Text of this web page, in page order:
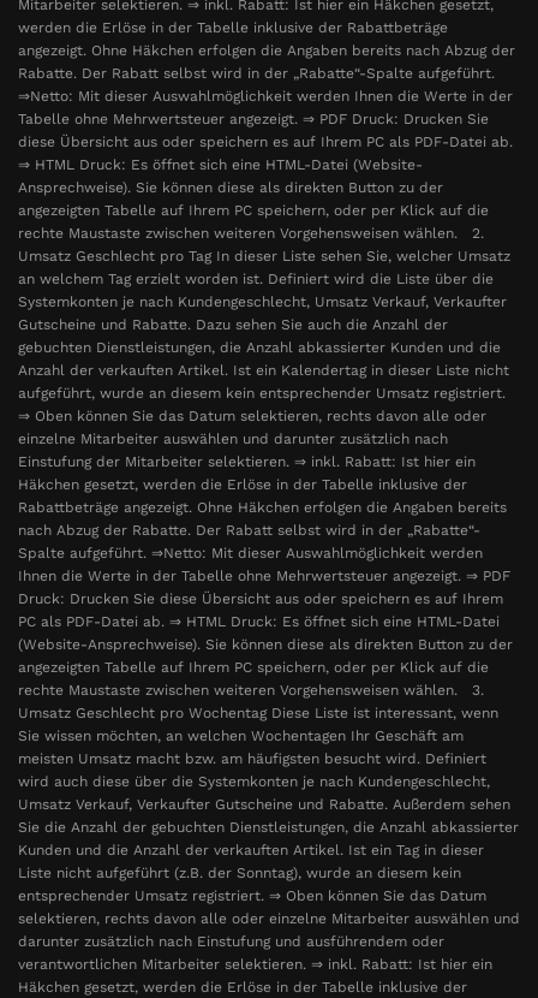
Mitarbeiter selektieren. ⇒ inkl. Rabatt: Ist hier ein Häkchen gesetzt,
werden die Erlöse in der Tabelle inklusive der Rabattbeträge
angezeigt. Ohne Häkchen erfolgen die Angaben bereits nach Abzug der
Rabatte. Der Rabatt selbst wird in der „Rabatte“-Spalte aufgeführt.
⇒Netto: Mit dieser Auswahlmöglichkeit werden Ihnen die Werte in der
Tabelle ohne Mehrwertsteuer angezeigt. ⇒ PDF Druck: Drucken Sie
diese Übersicht aus oder speichern es auf Ihrem PC als PDF-Datei ab.
⇒ HTML Druck: Es öffnet sich eine HTML-Datei (Website-
Ansprechweise). Sie können diese als direkten Button zu der
angezeigten Tabelle auf Ihrem PC speichern, oder per Klick auf die
rechte Maustaste zwischen weiteren Vorgehensweisen wählen. 2.
Umsatz Geschlecht pro Tag In dieser Liste sehen Sie, welcher Umsatz
an welchem Tag erzielt worden ist. Definiert wird die Liste über die
Systemkonten je nach Kundengeschlecht, Umsatz Verkauf, Verkaufter
Gutscheine und Rabatte. Dazu sehen Sie auch die Anzahl der
gebuchten Dienstleistungen, die Anzahl abkassierter Kunden und die
Anzahl der verkauften Artikel. Ist ein Kalendertag in dieser Liste nicht
aufgeführt, wurde an diesem kein entsprechender Umsatz registriert.
⇒ Oben können Sie das Datum selektieren, rechts davon alle oder
einzelne Mitarbeiter auswählen und darunter zusätzlich nach
Einstufung der Mitarbeiter selektieren. ⇒ inkl. Rabatt: Ist hier ein
Häkchen gesetzt, werden die Erlöse in der Tabelle inklusive der
Rabattbeträge angezeigt. Ohne Häkchen erfolgen die Angaben bereits
nach Abzug der Rabatte. Der Rabatt selbst wird in der „Rabatte“-
Spalte aufgeführt. ⇒Netto: Mit dieser Auswahlmöglichkeit werden
Ihnen die Werte in der Tabelle ohne Mehrwertsteuer angezeigt. ⇒ PDF
Druck: Drucken Sie diese Übersicht aus oder speichern es auf Ihrem
PC als PDF-Datei ab. ⇒ HTML Druck: Es öffnet sich eine HTML-Datei
(Website-Ansprechweise). Sie können diese als direkten Button zu der
angezeigten Tabelle auf Ihrem PC speichern, oder per Klick auf die
rechte Maustaste zwischen weiteren Vorgehensweisen wählen. 3.
Umsatz Geschlecht pro Wochentag Diese Liste ist interessant, wenn
Sie wissen möchten, an welchen Wochentagen Ihr Geschäft am
meisten Umsatz macht bzw. am häufigsten besucht wird. Definiert
wird auch diese über die Systemkonten je nach Kundengeschlecht,
Umsatz Verkauf, Verkaufter Gutscheine und Rabatte. Außerdem sehen
Sie die Anzahl der gebuchten Dienstleistungen, die Anzahl abkassierter
Kunden und die Anzahl der verkauften Artikel. Ist ein Tag in dieser
Liste nicht aufgeführt (z.B. der Sonntag), wurde an diesem kein
entsprechender Umsatz registriert. ⇒ Oben können Sie das Datum
selektieren, rechts davon alle oder einzelne Mitarbeiter auswählen und
darunter zusätzlich nach Einstufung und ausführendem oder
verantwortlichen Mitarbeiter selektieren. ⇒ inkl. Rabatt: Ist hier ein
Häkchen gesetzt, werden die Erlöse in der Tabelle inklusive der